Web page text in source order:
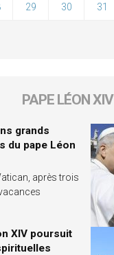
29 30 31
PAPE LÉON XIV
grands
du pape Léon
après trois
XIV poursuit